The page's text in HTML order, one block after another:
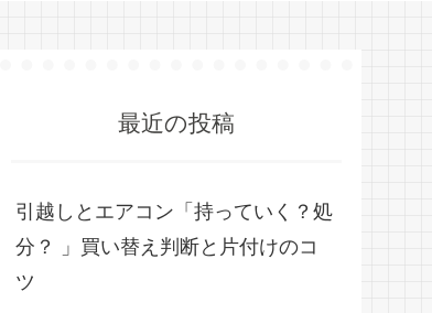
最近の投稿
引越しとエアコン「持っていく？処
分？ 」買い替え判断と片付けのコ
ツ